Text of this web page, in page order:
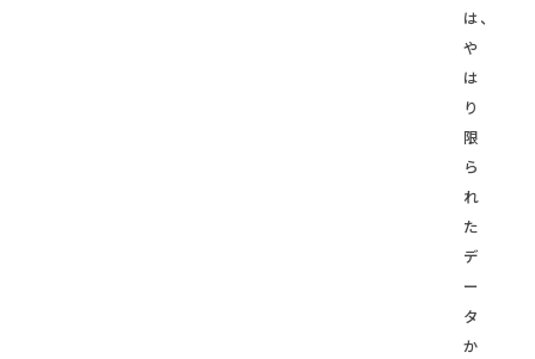
は、
や
は
り
限
ら
れ
た
デ
ー
タ
か